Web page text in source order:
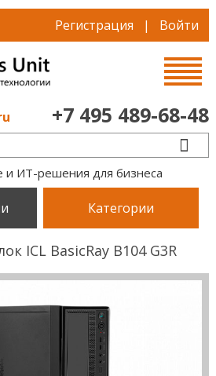
Регистрация | Войти
+7 495 489-68-48
и ИТ-решения для бизнеса
Категории
ICL BasicRay B104 G3R